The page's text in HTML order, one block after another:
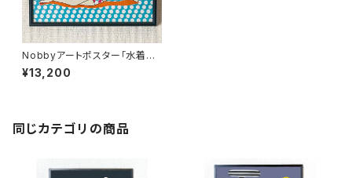
Nobbyアートポスター「水着で
モデル風」【額装】
¥13,200
同じカテゴリの商品